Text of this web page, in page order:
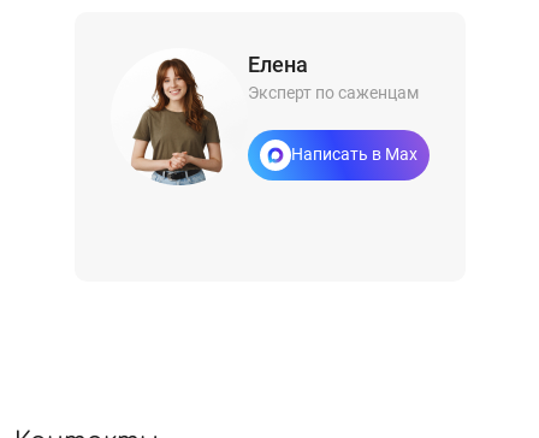
Елена
Эксперт по саженцам
Написать в Max